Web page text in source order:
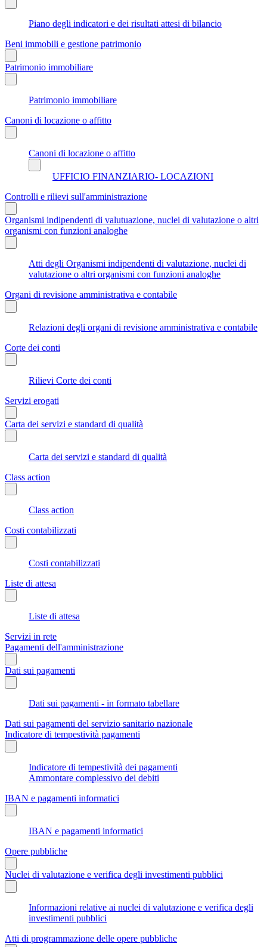
Piano degli indicatori e dei risultati attesi di bilancio
Beni immobili e gestione patrimonio
Patrimonio immobiliare
Patrimonio immobiliare
Canoni di locazione o affitto
Canoni di locazione o affitto
UFFICIO FINANZIARIO- LOCAZIONI
Controlli e rilievi sull'amministrazione
Organismi indipendenti di valutuazione, nuclei di valutazione o altri
organismi con funzioni analoghe
Atti degli Organismi indipendenti di valutazione, nuclei di
valutazione o altri organismi con funzioni analoghe
Organi di revisione amministrativa e contabile
Relazioni degli organi di revisione amministrativa e contabile
Corte dei conti
Rilievi Corte dei conti
Servizi erogati
Carta dei servizi e standard di qualità
Carta dei servizi e standard di qualità
Class action
Class action
Costi contabilizzati
Costi contabilizzati
Liste di attesa
Liste di attesa
Servizi in rete
Pagamenti dell'amministrazione
Dati sui pagamenti
Dati sui pagamenti - in formato tabellare
Dati sui pagamenti del servizio sanitario nazionale
Indicatore di tempestività pagamenti
Indicatore di tempestività dei pagamenti
Ammontare complessivo dei debiti
IBAN e pagamenti informatici
IBAN e pagamenti informatici
Opere pubbliche
Nuclei di valutazione e verifica degli investimenti pubblici
Informazioni relative ai nuclei di valutazione e verifica degli
investimenti pubblici
Atti di programmazione delle opere pubbliche